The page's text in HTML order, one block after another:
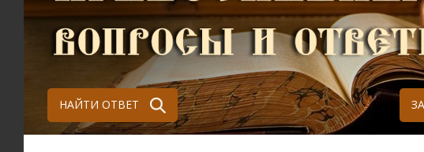
НАЙТИ ОТВЕТ